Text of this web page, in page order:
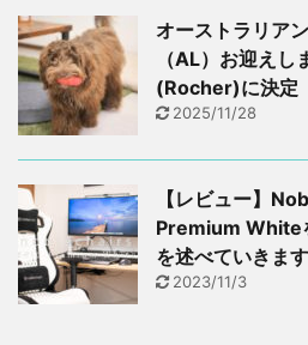
オーストラリア
（AL）お迎え
(Rocher)に決定
2025/11/28
【レビュー】
Premium White
を述べていきます
2023/11/3